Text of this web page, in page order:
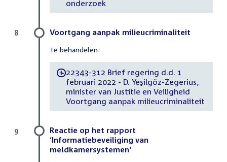
onderzoek
Voortgang aanpak milieucriminaliteit
Te behandelen:
-22343-312 Brief regering d.d. 1
februari 2022 - D. Yeşilgöz-Zegerius,
minister van Justitie en Veiligheid
Voortgang aanpak milieucriminaliteit
8
Reactie op het rapport
‘Informatiebeveiliging van
meldkamersystemen'
9